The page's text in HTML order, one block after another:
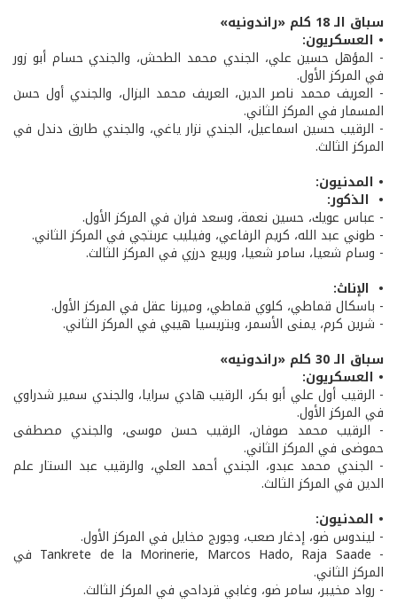
سباق الـ 18 كلم «راندونيه»
• العسكريون:
- المؤهل حسين علي، الجندي محمد الطحش، والجندي حسام أبو زور
في المركز الأول.
- العريف محمد ناصر الدين، العريف محمد البزال، والجندي أول حسن
المسمار في المركز الثاني.
- الرقيب حسين اسماعيل، الجندي نزار ياغي، والجندي طارق دندل في
المركز الثالث.
• المدنيون:
• الذكور:
- عباس عويك، حسين نعمة، وسعد فران في المركز الأول.
- طوني عبد الله، كريم الرفاعي، وفيليب عربتجي في المركز الثاني.
- وسام شعيا، سامر شعيا، وربيع درزي في المركز الثالث.
• الإناث:
- باسكال قماطي، كلوي قماطي، وميرنا عقل في المركز الأول.
- شرين كرم، يمنى الأسمر، وبتريسيا هيبي في المركز الثاني.
سباق الـ 30 كلم «راندونيه»
• العسكريون:
- الرقيب أول علي أبو بكر، الرقيب هادي سرايا، والجندي سمير شدراوي
في المركز الأول.
- الرقيب محمد صوفان، الرقيب حسن موسى، والجندي مصطفى
حموضى في المركز الثاني.
- الجندي محمد عبدو، الجندي أحمد العلي، والرقيب عبد الستار علم
الدين في المركز الثالث.
• المدنيون:
- ليندوس ضو، إدغار صعب، وجورج مخايل في المركز الأول.
- Tankrete de la Morinerie, Marcos Hado, Raja Saade في
المركز الثاني.
- رواد مخيبر، سامر ضو، وغابي قرداحي في المركز الثالث.